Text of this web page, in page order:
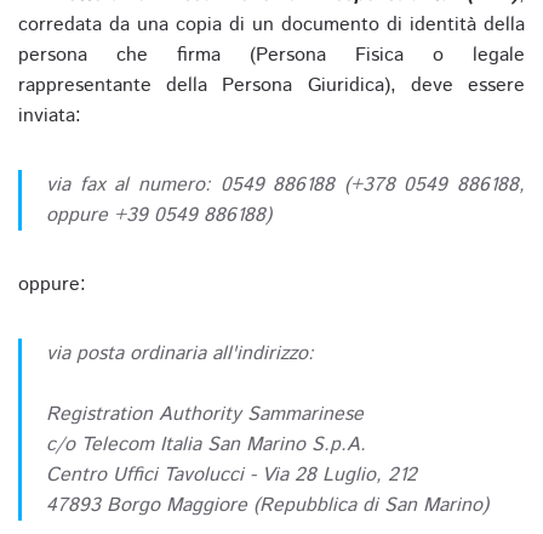
corredata da una copia di un documento di identità della
persona che firma (Persona Fisica o legale
rappresentante della Persona Giuridica), deve essere
inviata:
via fax al numero: 0549 886188 (+378 0549 886188,
oppure +39 0549 886188)
oppure:
via posta ordinaria all'indirizzo:
Registration Authority Sammarinese
c/o Telecom Italia San Marino S.p.A.
Centro Uffici Tavolucci - Via 28 Luglio, 212
47893 Borgo Maggiore (Repubblica di San Marino)